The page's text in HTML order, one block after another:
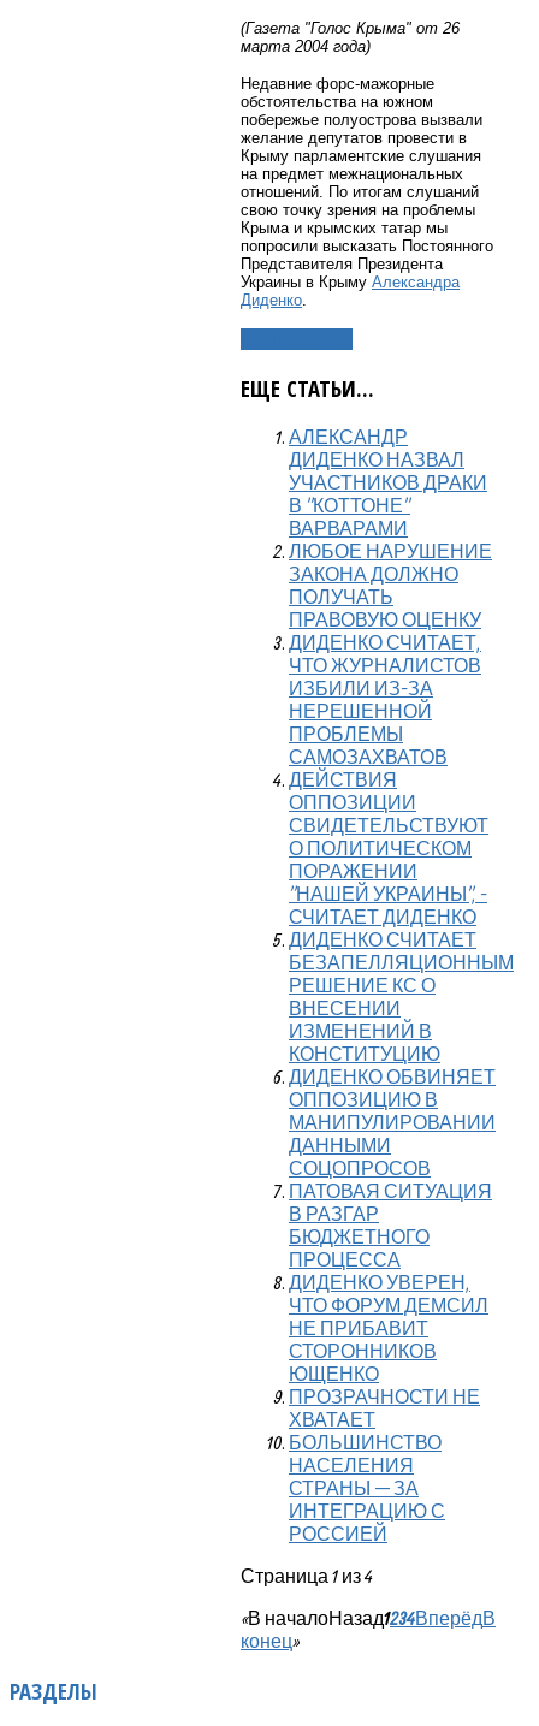
(Газета "Голос Крыма" от 26
марта 2004 года)
Недавние форс-мажорные
обстоятельства на южном
побережье полуострова вызвали
желание депутатов провести в
Крыму парламентские слушания
на предмет межнациональных
отношений. По итогам слушаний
свою точку зрения на проблемы
Крыма и крымских татар мы
попросили высказать Постоянного
Представителя Президента
Украины в Крыму Александра
Диденко
ЕЩЕ СТАТЬИ...
АЛЕКСАНДР
ДИДЕНКО НАЗВАЛ
УЧАСТНИКОВ ДРАКИ
В ''КОТТОНЕ''
ВАРВАРАМИ
ЛЮБОЕ НАРУШЕНИЕ
ЗАКОНА ДОЛЖНО
ПОЛУЧАТЬ
ПРАВОВУЮ ОЦЕНКУ
ДИДЕНКО СЧИТАЕТ,
ЧТО ЖУРНАЛИСТОВ
ИЗБИЛИ ИЗ-ЗА
НЕРЕШЕННОЙ
ПРОБЛЕМЫ
САМОЗАХВАТОВ
ДЕЙСТВИЯ
ОППОЗИЦИИ
СВИДЕТЕЛЬСТВУЮТ
О ПОЛИТИЧЕСКОМ
ПОРАЖЕНИИ
''НАШЕЙ УКРАИНЫ'', -
СЧИТАЕТ ДИДЕНКО
ДИДЕНКО СЧИТАЕТ
БЕЗАПЕЛЛЯЦИОННЫМ
РЕШЕНИЕ КС О
ВНЕСЕНИИ
ИЗМЕНЕНИЙ В
КОНСТИТУЦИЮ
ДИДЕНКО ОБВИНЯЕТ
ОППОЗИЦИЮ В
МАНИПУЛИРОВАНИИ
ДАННЫМИ
СОЦОПРОСОВ
ПАТОВАЯ СИТУАЦИЯ
В РАЗГАР
БЮДЖЕТНОГО
ПРОЦЕССА
ДИДЕНКО УВЕРЕН,
ЧТО ФОРУМ ДЕМСИЛ
НЕ ПРИБАВИТ
СТОРОННИКОВ
ЮЩЕНКО
ПРОЗРАЧНОСТИ НЕ
ХВАТАЕТ
БОЛЬШИНСТВО
НАСЕЛЕНИЯ
СТРАНЫ — ЗА
ИНТЕГРАЦИЮ С
РОССИЕЙ
Страница 1 из 4
«В началоНазад1234ВперёдВ
конец»
РАЗДЕЛЫ